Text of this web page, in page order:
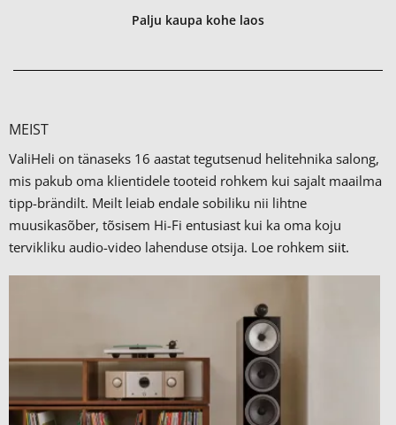
Palju kaupa kohe laos
MEIST
ValiHeli on tänaseks 16 aastat tegutsenud helitehnika salong,
mis pakub oma klientidele tooteid rohkem kui sajalt maailma
tipp-brändilt. Meilt leiab endale sobiliku nii lihtne
muusikasõber, tõsisem Hi-Fi entusiast kui ka oma koju
tervikliku audio-video lahenduse otsija. Loe rohkem siit.